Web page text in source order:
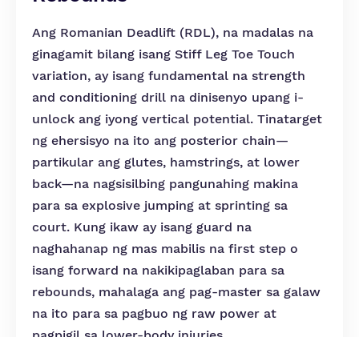
Ang Romanian Deadlift (RDL), na madalas na
ginagamit bilang isang Stiff Leg Toe Touch
variation, ay isang fundamental na strength
and conditioning drill na dinisenyo upang i-
unlock ang iyong vertical potential. Tinatarget
ng ehersisyo na ito ang posterior chain—
partikular ang glutes, hamstrings, at lower
back—na nagsisilbing pangunahing makina
para sa explosive jumping at sprinting sa
court. Kung ikaw ay isang guard na
naghahanap ng mas mabilis na first step o
isang forward na nakikipaglaban para sa
rebounds, mahalaga ang pag-master sa galaw
na ito para sa pagbuo ng raw power at